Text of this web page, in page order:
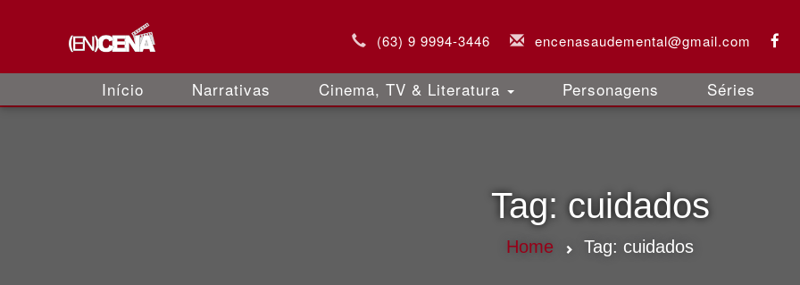
(63) 9 9994-3446 encenasaudemental@gmail.com
Início Narrativas Cinema, TV & Literatura Personagens Séries
Tag: cuidados
Home Tag: cuidados